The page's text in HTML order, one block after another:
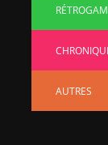
AUTRES